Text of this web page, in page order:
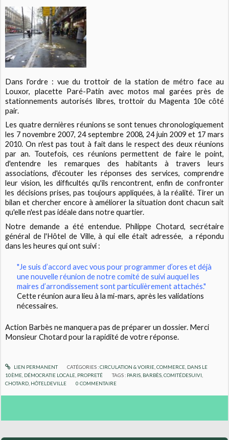
Dans l'ordre : vue du trottoir de la station de métro face au
Louxor, placette Paré-Patin avec motos mal garées près de
stationnements autorisés libres, trottoir du Magenta 10e côté
pair.
Les quatre dernières réunions se sont tenues chronologiquement
les 7 novembre 2007, 24 septembre 2008, 24 juin 2009 et 17 mars
2010. On n'est pas tout à fait dans le respect des deux réunions
par an. Toutefois, ces réunions permettent de faire le point,
d'entendre les remarques des habitants à travers leurs
associations, d'écouter les réponses des services, comprendre
leur vision, les difficultés qu'ils rencontrent, enfin de confronter
les décisions prises, pas toujours appliquées, à la réalité. Tirer un
bilan et chercher encore à améliorer la situation dont chacun sait
qu'elle n'est pas idéale dans notre quartier.
Notre demande a été entendue. Philippe Chotard, secrétaire
général de l'Hôtel de Ville, à qui elle était adressée, a répondu
dans les heures qui ont suivi :
"Je suis d’accord avec vous pour programmer d’ores et déjà
une nouvelle réunion de notre comité de suivi auquel les
maires d’arrondissement sont particulièrement attachés."
Cette réunion aura lieu à la mi-mars, après les validations
nécessaires.
Action Barbès ne manquera pas de préparer un dossier. Merci
Monsieur Chotard pour la rapidité de votre réponse.
LIEN PERMANENT CATÉGORIES :CIRCULATION & VOIRIE, COMMERCE, DANS LE
10ÈME DÉMOCRATIE LOCALE PROPRETÉ TAGS : PARIS BARBÈS ,COMITÉDESUIVI
CHOTARD HÔTELDEVILLE 0 COMMENTAIRE